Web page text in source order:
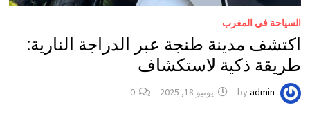
السياحة في المغرب
اكتشف مدينة طنجة عبر الدراجة النارية:
طريقة ذكية لاستكشاف
byadmin يونيو 18, 2025 0